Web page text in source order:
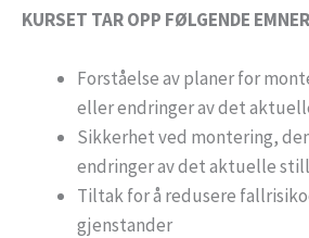
KURSET TAR OPP FØLGENDE EMNER
Forståelse av planer for
eller endringer av det
Sikkerhet ved montering,
endringer av det aktuelle
Tiltak for å redusere
gjenstander